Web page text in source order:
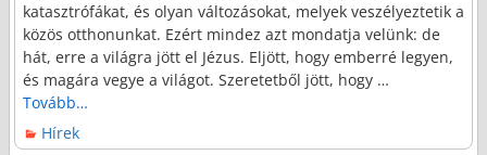
katasztrófákat, és olyan változásokat, melyek veszélyeztetik a
közös otthonunkat. Ezért mindez azt mondatja velünk: de
hát, erre a világra jött el Jézus. Eljött, hogy emberré legyen,
és magára vegye a világot. Szeretetből jött, hogy …
Tovább…
Hírek